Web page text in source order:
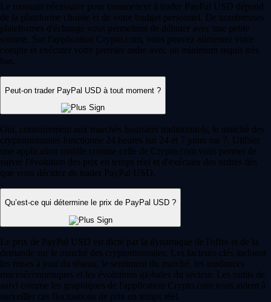
Le montant nécessaire pour commencer à trader PayPal USD dépend
de la plateforme choisie et de votre budget personnel. De nombreuses
plateformes d'échange vous permettent de débuter avec une petite
somme. Sur l'application Crypto.com, vous pouvez alimenter votre
compte et exécuter votre premier ordre avec un minimum requis très
bas.
Peut-on trader PayPal USD à tout moment ?
Oui, contrairement aux marchés boursiers traditionnels, le marché des
cryptomonnaies fonctionne 24 heures sur 24 et 7 jours sur 7. Utiliser
une application mobile comme celle de Crypto.com vous permet de
suivre l'évolution des prix en temps réel et d'exécuter des ordres dès
que vous décidez de trader PayPal USD.
Qu’est-ce qui détermine le prix de PayPal USD ?
Le prix de PayPal USD est dicté par la dynamique de l'offre et de la
demande sur le marché des cryptomonnaies. Les facteurs clés incluent
les mises à jour du réseau, le sentiment du marché, les tendances
macroéconomiques et les évolutions globales du secteur. Les outils de
suivi comme les graphiques de l'application Crypto.com vous aident à
surveiller ces fluctuations de prix en temps réel.